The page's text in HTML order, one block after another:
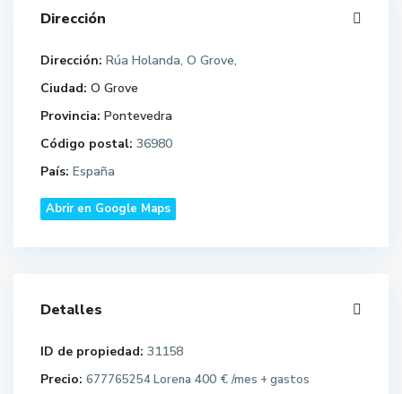
Dirección
Dirección: Rúa Holanda, O Grove,
Ciudad: O Grove
Provincia: Pontevedra
Código postal: 36980
País: España
Abrir en Google Maps
Detalles
ID de propiedad: 31158
Precio: 677765254 Lorena 400 € /mes + gastos